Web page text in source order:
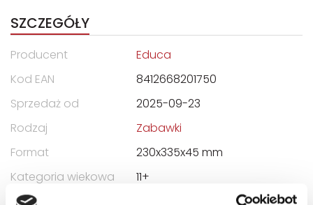
SZCZEGÓŁY
Producent
Educa
Kod EAN
8412668201750
Sprzedaż od
2025-09-23
Rodzaj
Zabawki
Format
230x335x45 mm
Kategoria wiekowa
11+
Kraj produkcji